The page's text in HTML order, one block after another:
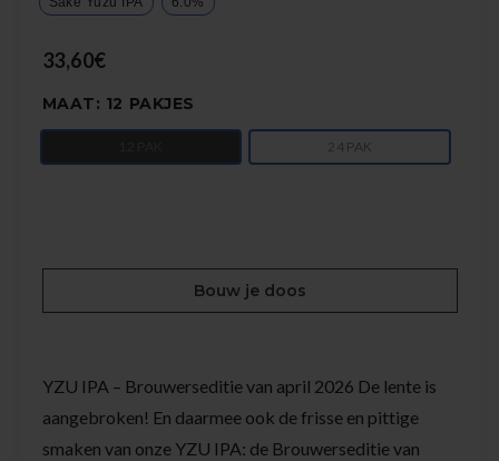
33,60€
MAAT: 12 PAKJES
24 PAK
Bouw je doos
YZU IPA – Brouwerseditie van april 2026 De lente is
aangebroken! En daarmee ook de frisse en pittige
smaken van onze YZU IPA: de Brouwerseditie van